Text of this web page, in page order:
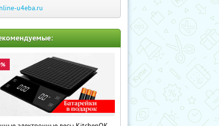
u4eba.ru